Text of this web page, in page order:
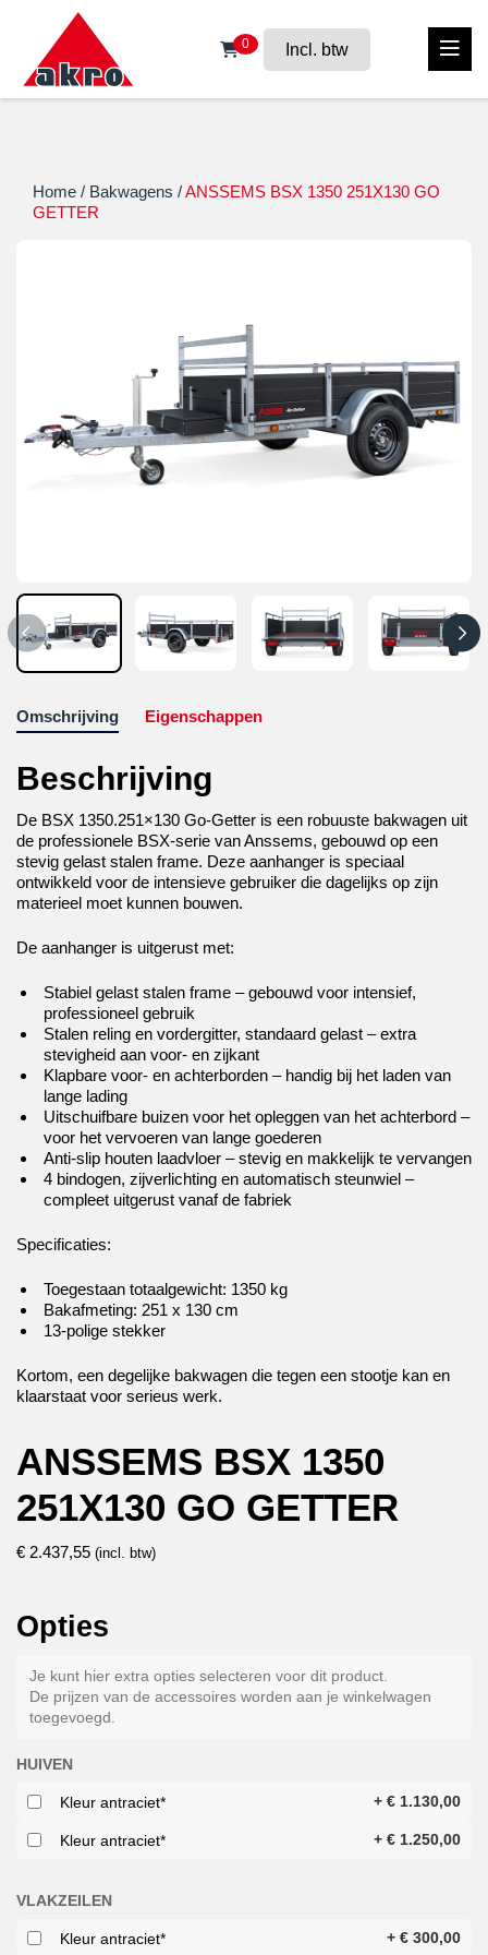
0 Incl. btw
Home / Bakwagens /ANSSEMS BSX 1350 251X130 GO
GETTER
Omschrijving Eigenschappen
Beschrijving
De BSX 1350.251×130 Go-Getter is een robuuste bakwagen uit
de professionele BSX-serie van Anssems, gebouwd op een
stevig gelast stalen frame. Deze aanhanger is speciaal
ontwikkeld voor de intensieve gebruiker die dagelijks op zijn
materieel moet kunnen bouwen.
De aanhanger is uitgerust met:
Stabiel gelast stalen frame – gebouwd voor intensief,
professioneel gebruik
Stalen reling en vordergitter, standaard gelast – extra
stevigheid aan voor- en zijkant
Klapbare voor- en achterborden – handig bij het laden van
lange lading
Uitschuifbare buizen voor het opleggen van het achterbord –
voor het vervoeren van lange goederen
Anti-slip houten laadvloer – stevig en makkelijk te vervangen
4 bindogen, zijverlichting en automatisch steunwiel –
compleet uitgerust vanaf de fabriek
Specificaties:
Toegestaan totaalgewicht: 1350 kg
Bakafmeting: 251 x 130 cm
13-polige stekker
Kortom, een degelijke bakwagen die tegen een stootje kan en
klaarstaat voor serieus werk.
ANSSEMS BSX 1350
251X130 GO GETTER
€ 2.437,55 (incl. btw)
Opties
Je kunt hier extra opties selecteren voor dit product.
De prijzen van de accessoires worden aan je winkelwagen
toegevoegd.
HUIVEN
Kleur antraciet* + € 1.130,00
Kleur antraciet* + € 1.250,00
VLAKZEILEN
Kleur antraciet* + € 300,00